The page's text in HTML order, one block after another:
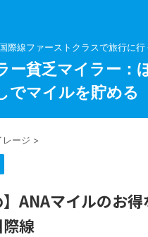
際線ファーストクラスで旅行に行
ー貧乏マイラー：
でマイルを貯める
レージ >
】ANAマイルのお
線